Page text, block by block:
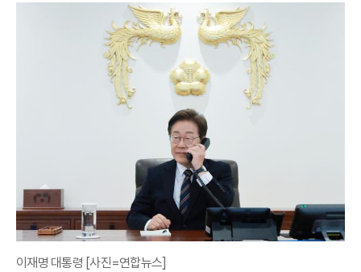
이재명 대통령 [사진=연합뉴스]